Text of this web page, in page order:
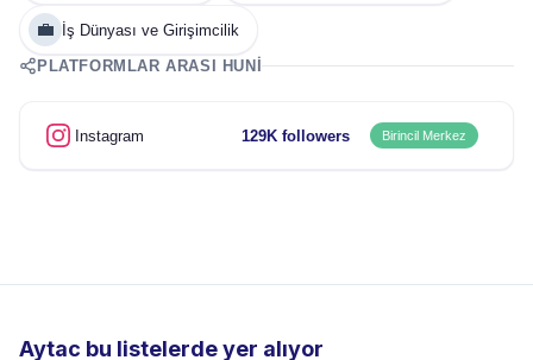
💼 İş Dünyası ve Girişimcilik
PLATFORMLAR ARASI HUNI
Instagram 129K followers Birincil Merkez
Aytac bu listelerde yer alıyor